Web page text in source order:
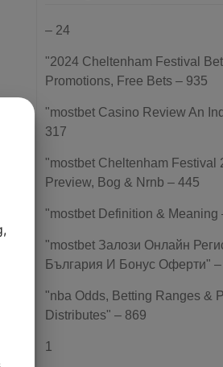
– 24
"2024 Cheltenham Festival
Promotions, Free Bets – 935
"mostbet Casino Review An
317
"mostbet Cheltenham Festival
Preview, Bog & Nrnb – 445
"mostbet Definition & Meaning
"mostbet Залози Онлайн
България И Бонус Оферти" –
"nba Odds, Betting Ranges &
Distributes" – 869
1